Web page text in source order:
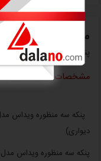
معرفی اجمالی
پنکه ویداس سه منظوره مدل VIR-8033
مشخصات
دیواری)
پنکه سه منظوره ویداس مدل VIR-8033